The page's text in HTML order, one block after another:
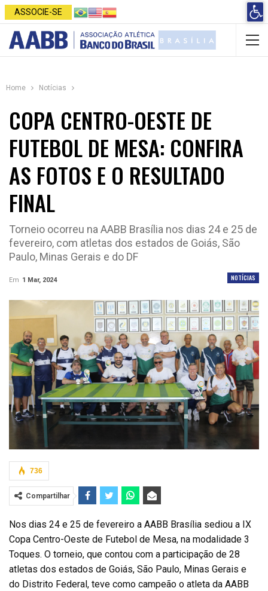
ASSOCIE-SE
Home Notícias
COPA CENTRO-OESTE DE
FUTEBOL DE MESA: CONFIRA
AS FOTOS E O RESULTADO
FINAL
Torneio ocorreu na AABB Brasília nos dias 24 e 25 de
fevereiro, com atletas dos estados de Goiás, São
Paulo, Minas Gerais e do DF
NOTÍCIAS
Em 1 Mar, 2024
736
Compartilhar
Nos dias 24 e 25 de fevereiro a AABB Brasília sediou a IX
Copa Centro-Oeste de Futebol de Mesa, na modalidade 3
Toques. O torneio, que contou com a participação de 28
atletas dos estados de Goiás, São Paulo, Minas Gerais e
do Distrito Federal, teve como campeão o atleta da AABB